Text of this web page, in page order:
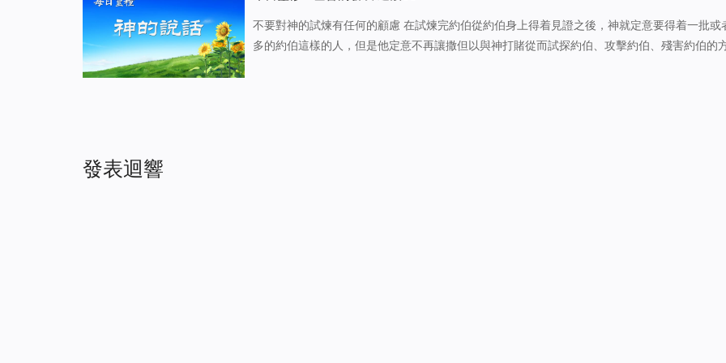
不要對神的試煉有任何的顧慮 在試煉完約伯從約伯身上得着見證之後，神就定意要得着一批或者更
多的約伯這樣的人，但是他定意不再讓撒但以與神打賭從而試探約伯、攻擊約伯、殘害約伯的
發表迴響